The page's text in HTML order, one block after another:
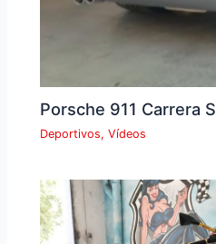
Porsche 911 Carrera S
Deportivos,Vídeos